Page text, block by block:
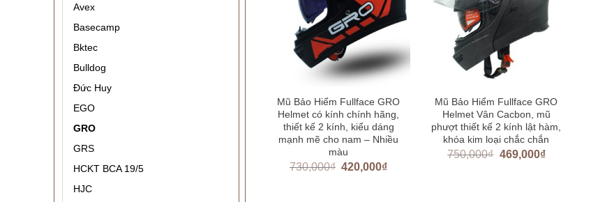
Avex
Basecamp
Bktec
Bulldog
Đức Huy
EGO
GRO
GRS
HCKT BCA 19/5
HJC
Mũ Bảo Hiểm Fullface GRO
Helmet có kính chính hãng,
thiết kế 2 kính, kiểu dáng
mạnh mẽ cho nam – Nhiều
màu
730,000₫ 420,000₫
Mũ Bảo Hiểm Fullface GRO
Helmet Vân Cacbon, mũ
phượt thiết kế 2 kính lật hàm,
khóa kim loại chắc chắn
750,000₫ 469,000₫